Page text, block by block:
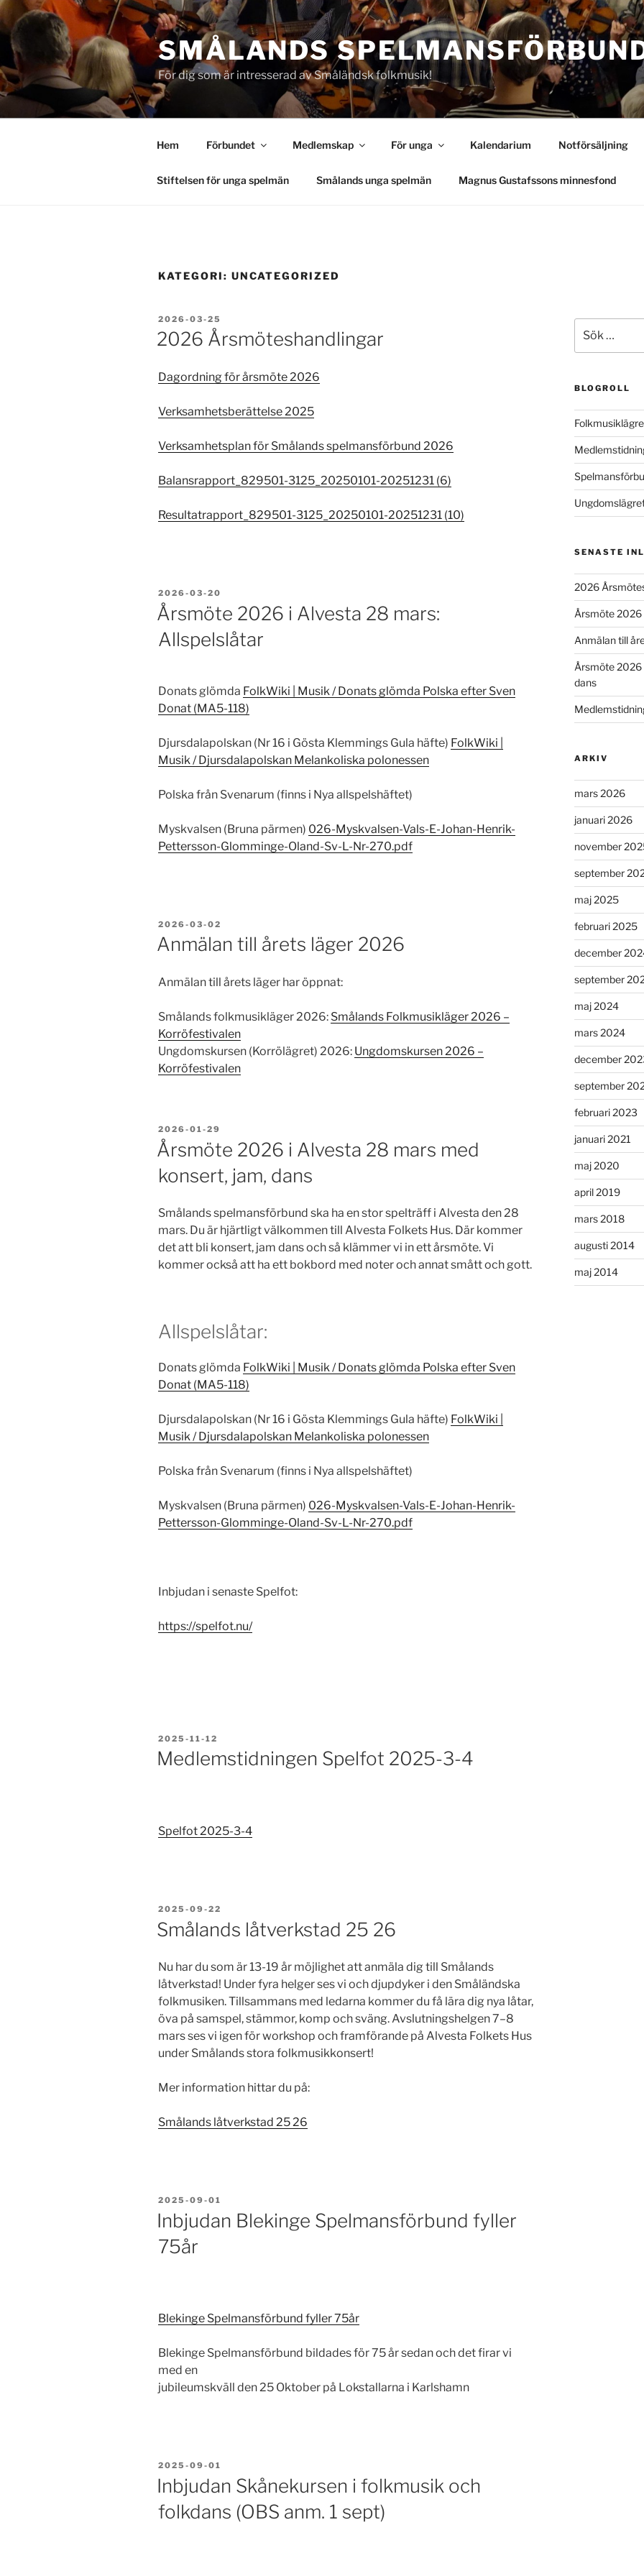
Hoppa
till
innehåll
SMÅLANDS
För dig som är intresserad av Småländsk folkmusik!
Hem Förbundet Medlemskap För unga Kalendarium Notförsäljning
Stiftelsen för unga spelmän Smålands unga spelmän Magnus Gustafssons minnesfond
KATEGORI: UNCATEGORIZED
PUBLICERAT
2026-03-25
2026 Årsmöteshandlingar
Dagordning för årsmöte 2026
Verksamhetsberättelse 2025
Verksamhetsplan för Smålands spelmansförbund 2026
Balansrapport_829501-3125_20250101-20251231 (6)
Resultatrapport_829501-3125_20250101-20251231 (10)
PUBLICERAT
2026-03-20
Årsmöte 2026 i Alvesta 28 mars:
Allspelslåtar
Donats glömda FolkWiki | Musik / Donats glömda Polska efter Sven
Donat (MA5-118)
Djursdalapolskan (Nr 16 i Gösta Klemmings Gula häfte) FolkWiki |
Musik / Djursdalapolskan Melankoliska polonessen
Polska från Svenarum (finns i Nya allspelshäftet)
Myskvalsen (Bruna pärmen) 026-Myskvalsen-Vals-E-Johan-Henrik-
Pettersson-Glomminge-Oland-Sv-L-Nr-270.pdf
PUBLICERAT
2026-03-02
Anmälan till årets läger 2026
Anmälan till årets läger har öppnat:
Smålands folkmusikläger 2026: Smålands Folkmusikläger 2026 –
Korröfestivalen
Ungdomskursen (Korrölägret) 2026: Ungdomskursen 2026 –
Korröfestivalen
PUBLICERAT
2026-01-29
Årsmöte 2026 i Alvesta 28 mars med
konsert, jam, dans
Smålands spelmansförbund ska ha en stor spelträff i Alvesta den 28
mars. Du är hjärtligt välkommen till Alvesta Folkets Hus. Där kommer
det att bli konsert, jam dans och så klämmer vi in ett årsmöte. Vi
kommer också att ha ett bokbord med noter och annat smått och gott.
Allspelslåtar:
Donats glömda FolkWiki | Musik / Donats glömda Polska efter Sven
Donat (MA5-118)
Djursdalapolskan (Nr 16 i Gösta Klemmings Gula häfte) FolkWiki |
Musik / Djursdalapolskan Melankoliska polonessen
Polska från Svenarum (finns i Nya allspelshäftet)
Myskvalsen (Bruna pärmen) 026-Myskvalsen-Vals-E-Johan-Henrik-
Pettersson-Glomminge-Oland-Sv-L-Nr-270.pdf
Inbjudan i senaste Spelfot:
https://spelfot.nu/
PUBLICERAT
2025-11-12
Medlemstidningen Spelfot 2025-3-4
Spelfot 2025-3-4
PUBLICERAT
2025-09-22
Smålands låtverkstad 25 26
Nu har du som är 13-19 år möjlighet att anmäla dig till Smålands
låtverkstad! Under fyra helger ses vi och djupdyker i den Småländska
folkmusiken. Tillsammans med ledarna kommer du få lära dig nya låtar,
öva på samspel, stämmor, komp och sväng. Avslutningshelgen 7–8
mars ses vi igen för workshop och framförande på Alvesta Folkets Hus
under Smålands stora folkmusikkonsert!
Mer information hittar du på:
Smålands låtverkstad 25 26
PUBLICERAT
2025-09-01
Inbjudan Blekinge Spelmansförbund fyller
75år
Blekinge Spelmansförbund fyller 75år
Blekinge Spelmansförbund bildades för 75 år sedan och det firar vi
med en
jubileumskväll den 25 Oktober på Lokstallarna i Karlshamn
PUBLICERAT
2025-09-01
Inbjudan Skånekursen i folkmusik och
folkdans (OBS anm. 1 sept)
efter:
BLOGROLL
SENASTE
2026
Årsmöte 2026
Anmälan till
Årsmöte 2026
dans
ARKIV
mars 2026
januari 2026
november
september
maj 2025
februari 2025
december
september
maj 2024
mars 2024
december
september
februari 2023
januari 2021
maj 2020
april 2019
mars 2018
augusti 2014
maj 2014